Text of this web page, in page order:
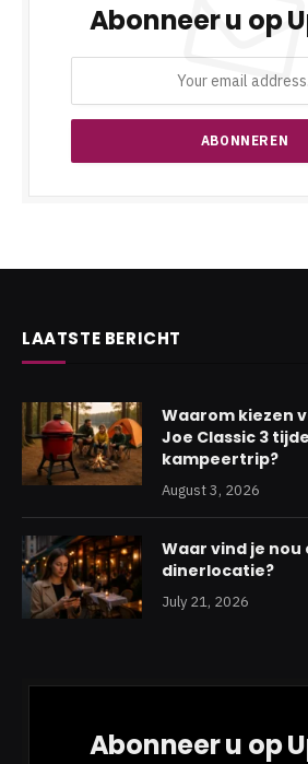
Abonneer u op
LAATSTE BERICHT
Waarom kiezen
Joe Classic 3
kampeertrip?
August 3, 2026
Waar vind je nou
dinerlocatie?
July 21, 2026
Abonneer u op